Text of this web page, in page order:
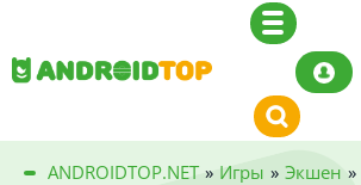
ANDROIDTOP.NET » Игры » Экшен »